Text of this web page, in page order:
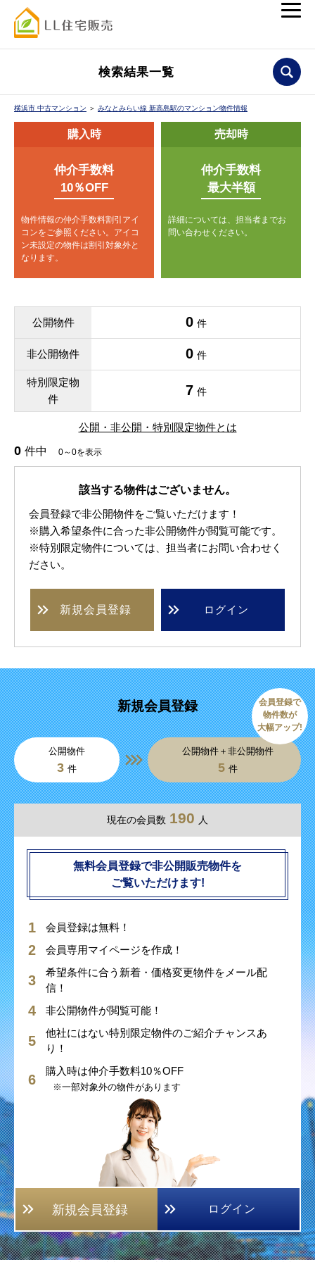
検索結果一覧
横浜市 中古マンション ＞ みなとみらい線 新高島駅のマンション物件情報
購入時
仲介手数料
10％OFF
物件情報の仲介手数料割引アイ
コンをご参照ください。 アイコ
ン未設定の物件は割引対象外と
なります。
売却時
仲介手数料
最大半額
詳細については、担当者までお
問い合わせください。
公開物件 0 件
非公開物件 0 件
特別限定物
件
7 件
公開・非公開・特別限定物件とは
0 件中 0～0を表示
該当する物件はございません。
会員登録で非公開物件をご覧いただけます！
※購入希望条件に合った非公開物件が閲覧可能です。
※特別限定物件については、担当者にお問い合わせく
ださい。
新規会員登録 ログイン
新規会員登録
公開物件
3 件
公開物件＋非公開物件
5 件
会員登録で
物件数が
大幅アップ!
現在の会員数 190 人
無料会員登録で非公開販売物件を
ご覧いただけます!
会員登録は無料！
会員専用マイページを作成！
希望条件に合う新着・価格変更物件をメール配
信！
非公開物件が閲覧可能！
他社にはない特別限定物件のご紹介チャンスあ
り！
購入時は仲介手数料10％OFF
※一部対象外の物件があります
新規会員登録 ログイン